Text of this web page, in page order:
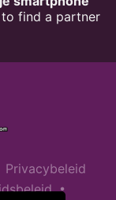
find a partner
Privacybeleid
•